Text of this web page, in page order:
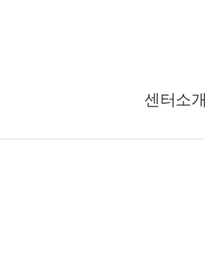
센터소개